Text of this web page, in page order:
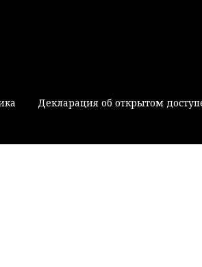
Декларация об открытом